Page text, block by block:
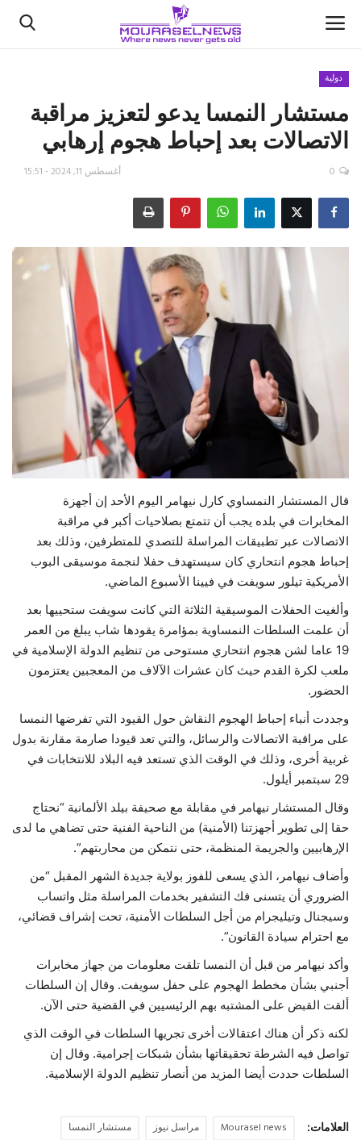
الأخبار
كتّابنا
اقتصاد
علوم وتكنولوجيا
دولية
مستشار النمسا يدعو لتعزيز مراقبة
الاتصالات بعد إحباط هجوم إرهابي
أغسطس 11, 2024 - 15:51 0
قال المستشار النمساوي كارل نيهامر اليوم الأحد إن أجهزة
المخابرات في بلده يجب أن تتمتع بصلاحيات أكبر في مراقبة
الاتصالات عبر تطبيقات المراسلة للتصدي للمتطرفين، وذلك بعد
إحباط هجوم انتحاري كان سيستهدف حفلا لنجمة موسيقى البوب
الأمريكية تيلور سويفت في فيينا الأسبوع الماضي.
وألغيت الحفلات الموسيقية الثلاثة التي كانت سويفت ستحييها بعد
أن علمت السلطات النمساوية بمؤامرة يقودها شاب يبلغ من العمر
19 عاما لشن هجوم انتحاري مستوحى من تنظيم الدولة الإسلامية في
ملعب لكرة القدم حيث كان عشرات الآلاف من المعجبين يعتزمون
الحضور.
وجددت أنباء إحباط الهجوم النقاش حول القيود التي تفرضها النمسا
على مراقبة الاتصالات والرسائل، والتي تعد قيودا صارمة مقارنة بدول
غربية أخرى، وذلك في الوقت الذي تستعد فيه البلاد للانتخابات في
29 سبتمبر أيلول.
وقال المستشار نيهامر في مقابلة مع صحيفة بيلد الألمانية “نحتاج
حقا إلى تطوير أجهزتنا (الأمنية) من الناحية الفنية حتى تضاهي ما لدى
الإرهابيين والجريمة المنظمة، حتى نتمكن من محاربتهم”.
وأضاف نيهامر، الذي يسعى للفوز بولاية جديدة الشهر المقبل “من
الضروري أن يتسنى فك التشفير بخدمات المراسلة مثل واتساب
وسيجنال وتيليجرام من أجل السلطات الأمنية، تحت إشراف قضائي،
مع احترام سيادة القانون”.
وأكد نيهامر من قبل أن النمسا تلقت معلومات من جهاز مخابرات
أجنبي بشأن مخطط الهجوم على حفل سويفت. وقال إن السلطات
ألقت القبض على المشتبه بهم الرئيسيين في القضية حتى الآن.
لكنه ذكر أن هناك اعتقالات أخرى تجريها السلطات في الوقت الذي
تواصل فيه الشرطة تحقيقاتها بشأن شبكات إجرامية. وقال إن
السلطات حددت أيضا المزيد من أنصار تنظيم الدولة الإسلامية.
العلامات: Mourasel news مراسل نيوز مستشار النمسا